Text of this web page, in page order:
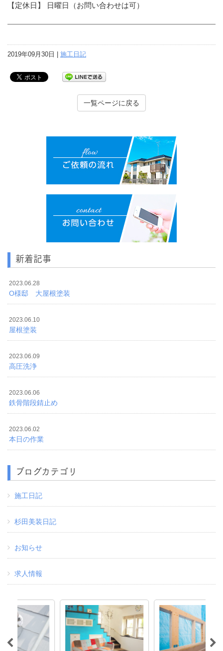
【定休日】 日曜日（お問い合わせは可）
2019年09月30日 | 施工日記
一覧ページに戻る
新着記事
2023.06.28
O様邸 大屋根塗装
2023.06.10
屋根塗装
2023.06.09
高圧洗浄
2023.06.06
鉄骨階段錆止め
2023.06.02
本日の作業
ブログカテゴリ
施工日記
杉田美装日記
お知らせ
求人情報